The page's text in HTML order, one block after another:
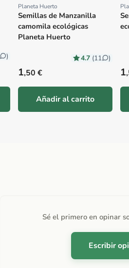
)
Proveedor:
Planeta Huerto
Semillas de Manzanilla
camomila ecológicas
Planeta Huerto
4.7 (11 )
Precio habitual
1,50 €
Añadir al carrito
1
Sé el primero en opinar
Escribir